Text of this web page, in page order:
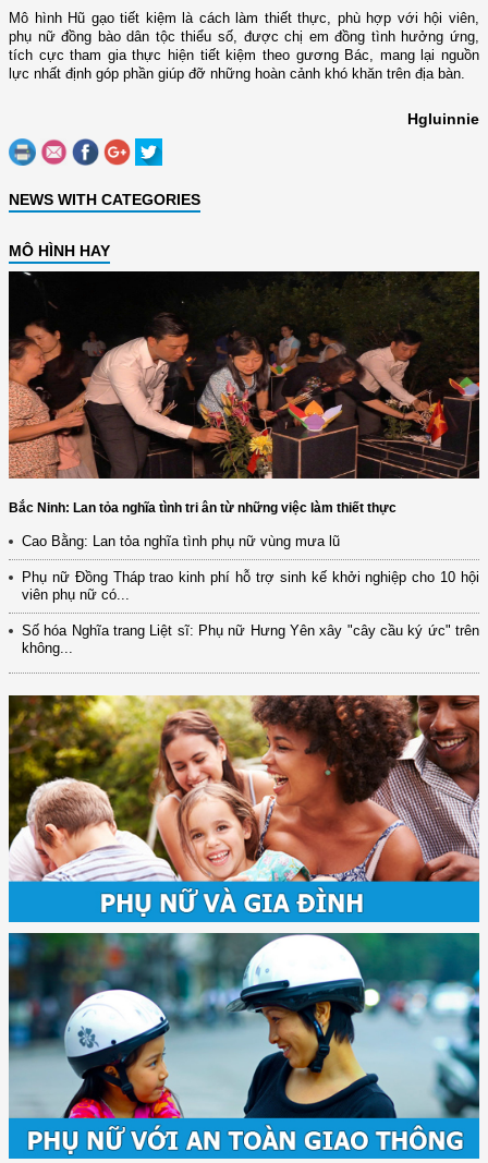
Mô hình Hũ gạo tiết kiệm là cách làm thiết thực, phù hợp với hội viên,
phụ nữ đồng bào dân tộc thiểu số, được chị em đồng tình hưởng ứng,
tích cực tham gia thực hiện tiết kiệm theo gương Bác, mang lại nguồn
lực nhất định góp phần giúp đỡ những hoàn cảnh khó khăn trên địa bàn.
Hgluinnie
NEWS WITH CATEGORIES
MÔ HÌNH HAY
Bắc Ninh: Lan tỏa nghĩa tình tri ân từ những việc làm thiết thực
Cao Bằng: Lan tỏa nghĩa tình phụ nữ vùng mưa lũ
Phụ nữ Đồng Tháp trao kinh phí hỗ trợ sinh kế khởi nghiệp cho 10 hội
viên phụ nữ có...
Số hóa Nghĩa trang Liệt sĩ: Phụ nữ Hưng Yên xây "cây cầu ký ức" trên
không...